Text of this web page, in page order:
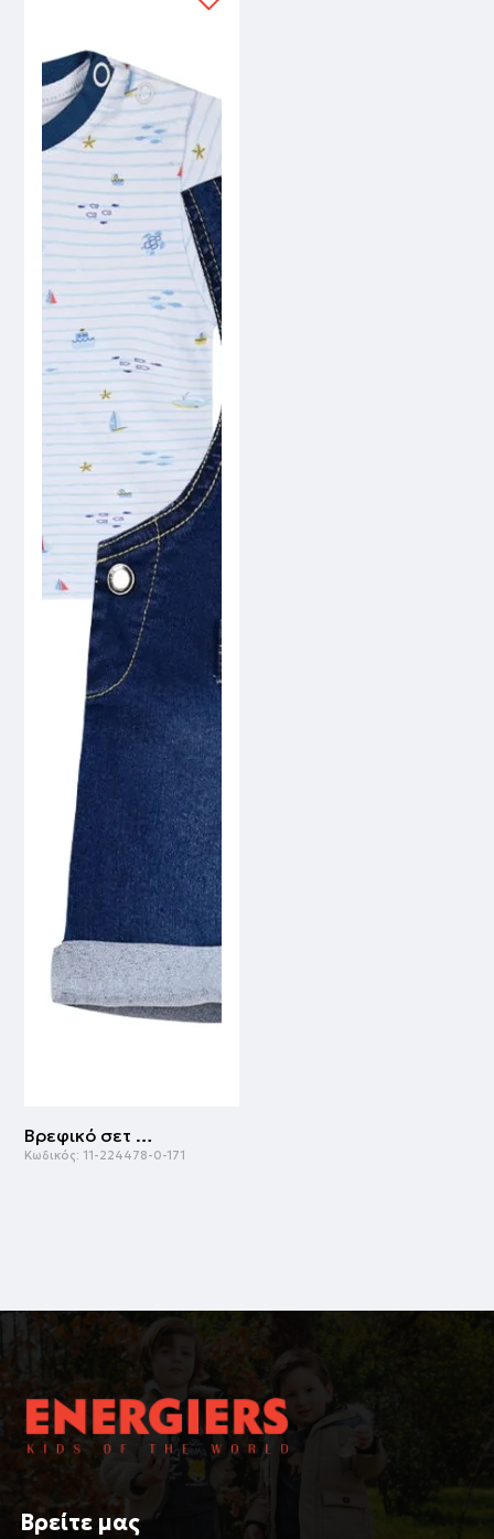
Βρεφικό σετ 2 τεμάχια με μπλούζα και σαλοπέτα για αγόρι (3-18 μηνών) | ΜΠΛΕ ΤΖΗΝ
Κωδικός: 11-224478-0-171
Βρείτε μας